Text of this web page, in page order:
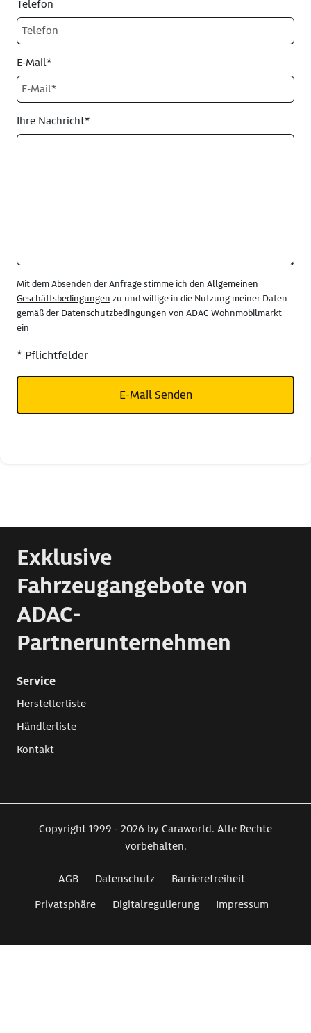
Telefon
E-Mail*
Ihre Nachricht*
Mit dem Absenden der Anfrage stimme ich den Allgemeinen
Geschäftsbedingungen zu und willige in die Nutzung meiner Daten
gemäß der Datenschutzbedingungen von ADAC Wohnmobilmarkt
ein
* Pflichtfelder
E-Mail Senden
Exklusive
Fahrzeugangebote von
ADAC-
Partnerunternehmen
Service
Herstellerliste
Händlerliste
Kontakt
Copyright 1999 - 2026 by Caraworld. Alle Rechte
vorbehalten.
AGB Datenschutz
Barrierefreiheit
Privatsphäre
Digitalregulierung Impressum